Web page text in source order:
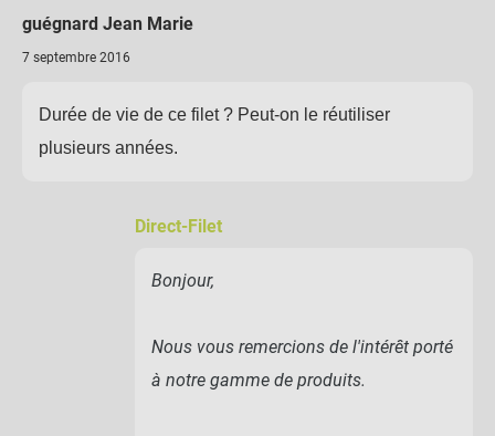
guégnard Jean Marie
7 septembre 2016
Durée de vie de ce filet ? Peut-on le réutiliser
plusieurs années.
Direct-Filet
Bonjour,
Nous vous remercions de l'intérêt porté
à notre gamme de produits.